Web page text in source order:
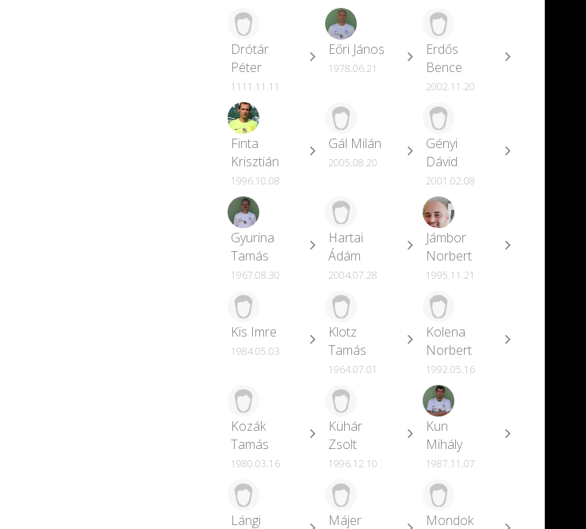
Drótár
Péter
1111.11.11
Eőri János
1978.06.21
Erdős
Bence
2002.11.20
Finta
Krisztián
1996.10.08
Gál Milán
2005.08.20
Gényi
Dávid
2001.02.08
Gyurina
Tamás
1967.08.30
Hartai
Ádám
2004.07.28
Jámbor
Norbert
1995.11.21
Kis Imre
1984.05.03
Klotz
Tamás
1964.07.01
Kolena
Norbert
1992.05.16
Kozák
Tamás
1980.03.16
Kühár
Zsolt
1996.12.10
Kun
Mihály
1987.11.07
Lángi
Májer
Mondok